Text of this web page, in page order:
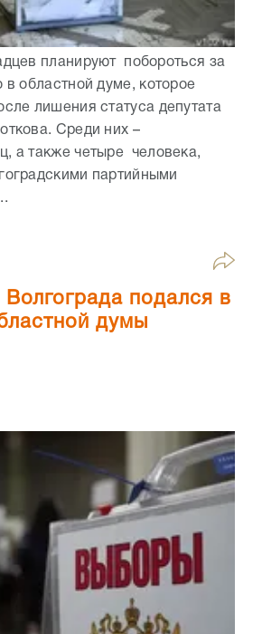
планируют побороться за
в областной думе, которое
лишения статуса депутата
Среди них –
а также четыре человека,
партийными
подался в
думы